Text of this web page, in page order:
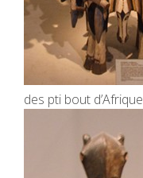
des pti bout d’Afrique